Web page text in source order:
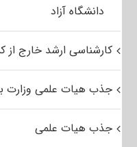
دانشگاه آزاد
کارشناسی ارشد خارج از
جذب هیات علمی وزارت
جذب هیات علمی